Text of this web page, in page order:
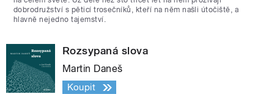
dobrodružství s pěticí trosečníků, kteří na něm našli útočiště, a
hlavně nejedno tajemství.
Rozsypaná slova
Martin Daneš
Koupit